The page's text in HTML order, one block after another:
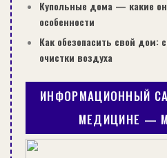
Купольные дома — какие
особенности
Как обезопасить свой дом:
очистки воздуха
ИНФОРМАЦИОННЫЙ
МЕДИЦИНЕ —